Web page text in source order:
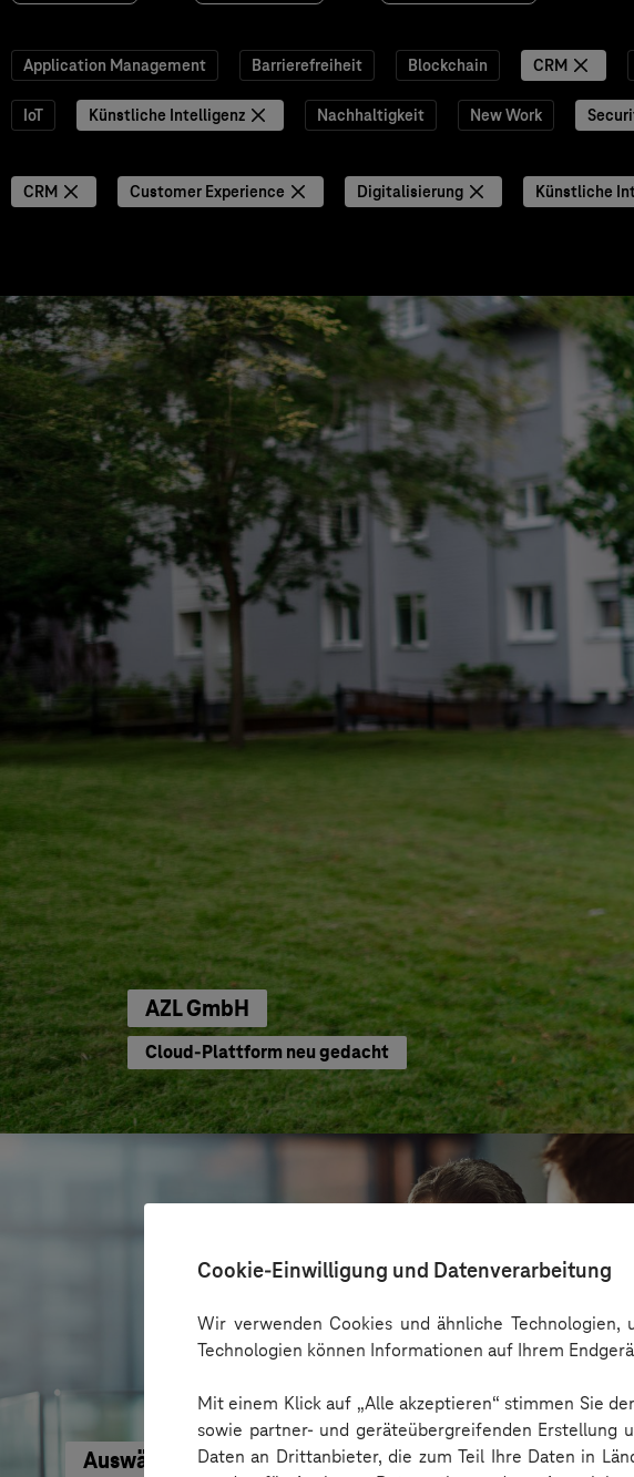
Cookie-Einwilligung und Datenverarbeitung
Wir verwenden Cookies und ähnliche
Technologien können Informationen auf Ihrem
Mit einem Klick auf „Alle akzeptieren“ stimmen Sie
sowie partner- und geräteübergreifenden Erstellung
Daten an Drittanbieter, die zum Teil Ihre Daten in
Application Management Barrierefreiheit Blockchain CRM
IoT Künstliche Intelligenz Nachhaltigkeit New Work
CRM Customer Experience Digitalisierung Künstliche
AZL GmbH
Cloud-Plattform neu gedacht
Auswärtiges Amt